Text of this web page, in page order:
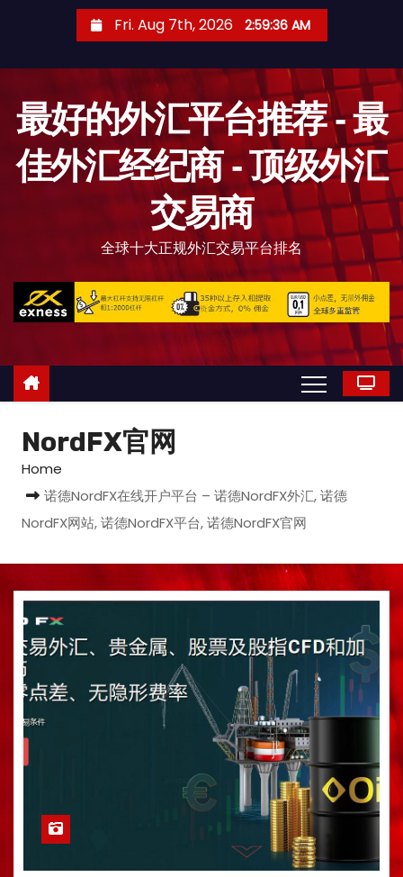
Fri. Aug 7th, 2026 2:59:37 AM
最好的外汇平台推荐 - 最
佳外汇经纪商 - 顶级外汇
交易商
全球十大正规外汇交易平台排名
NordFX官网
Home
诺德NordFX在线开户平台 – 诺德NordFX外汇, 诺德
NordFX网站, 诺德NordFX平台, 诺德NordFX官网